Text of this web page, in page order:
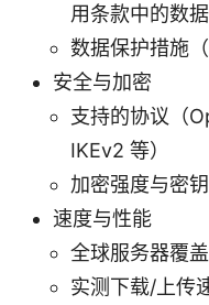
用条款中的数
数据保护措施
安全与加密
支持的协议（
IKEv2 等）
加密强度与密
速度与性能
全球服务器覆
实测下载/上传